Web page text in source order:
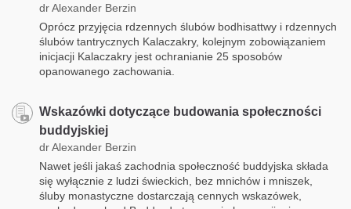
dr Alexander Berzin
Oprócz przyjęcia rdzennych ślubów bodhisattwy i rdzennych
ślubów tantrycznych Kalaczakry, kolejnym zobowiązaniem
inicjacji Kalaczakry jest ochranianie 25 sposobów
opanowanego zachowania.
Wskazówki dotyczące budowania społeczności
buddyjskiej
dr Alexander Berzin
Nawet jeśli jakaś zachodnia społeczność buddyjska składa
się wyłącznie z ludzi świeckich, bez mnichów i mniszek,
śluby monastyczne dostarczają cennych wskazówek,